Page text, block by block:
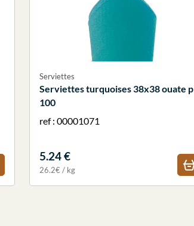
Serviettes
Serviettes turquoises 38x38 ouate p
100
ref : 00001071
5.24 €
26.2€ / kg